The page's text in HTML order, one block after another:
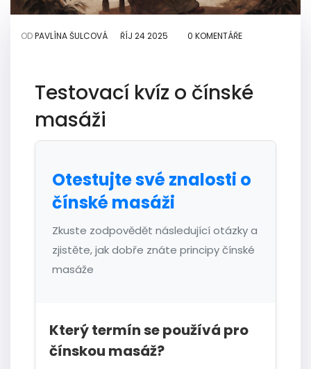
ODPAVLÍNA ŠULCOVÁ ŘÍJ 24 2025 0 KOMENTÁŘE
Testovací kvíz o čínské
masáži
Otestujte své znalosti o
čínské masáži
Zkuste zodpovědět následující otázky a
zjistěte, jak dobře znáte principy čínské
masáže
Který termín se používá pro
čínskou masáž?